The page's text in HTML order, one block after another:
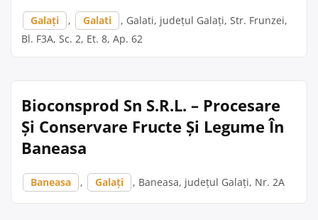
Galați , Galati
, Galati, județul Galați, Str. Frunzei,
Bl. F3A, Sc. 2, Et. 8, Ap. 62
Bioconsprod Sn S.R.L. – Procesare
Și Conservare Fructe Și Legume În
Baneasa
Baneasa , Galați , Baneasa, județul Galați, Nr. 2A